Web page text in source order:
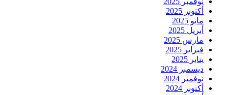
أكتوبر 2025
مايو 2025
أبريل 2025
مارس 2025
فبراير 2025
يناير 2025
ديسمبر 2024
نوفمبر 2024
أكتوبر 2024